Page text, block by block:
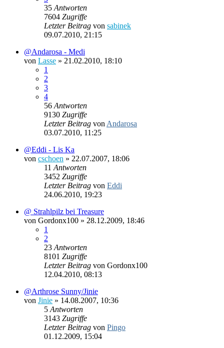
35 Antworten
7604 Zugriffe
Letzter Beitrag von sabinek
09.07.2010, 21:15
@Andarosa - Medi
von Lasse » 21.02.2010, 18:10
1
2
3
4
56 Antworten
9130 Zugriffe
Letzter Beitrag von Andarosa
03.07.2010, 11:25
@Eddi - Lis Ka
von cschoen » 22.07.2007, 18:06
11 Antworten
3452 Zugriffe
Letzter Beitrag von Eddi
24.06.2010, 19:23
@ Strahlpilz bei Treasure
von Gordonx100 » 28.12.2009, 18:46
1
2
23 Antworten
8101 Zugriffe
Letzter Beitrag von Gordonx100
12.04.2010, 08:13
@Arthrose Sunny/Jinie
von Jinie » 14.08.2007, 10:36
5 Antworten
3143 Zugriffe
Letzter Beitrag von Pingo
01.12.2009, 15:04